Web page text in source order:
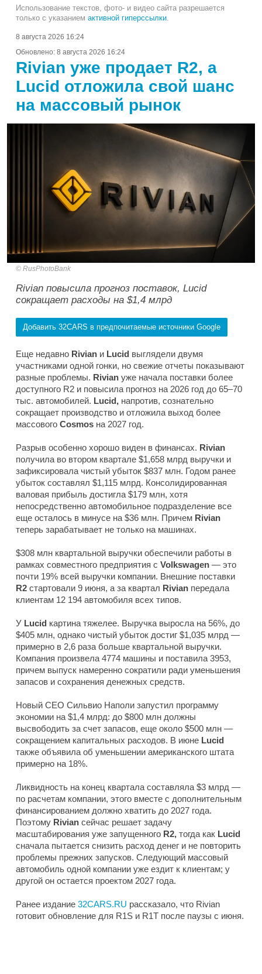
Использование текстов, фото- и видео сайта разрешается
только с указанием активной гиперссылки.
8 августа 2026 16:24
Обновлено: 8 августа 2026 16:24
Rivian уже продает R2, а
Lucid отложила свой шанс
на массовый рынок
RusPhotoBank
Rivian повысила прогноз поставок, Lucid
сокращает расходы на $1,4 млрд
Добавить 32CARS в предпочитаемые источники Google
Еще недавно Rivian и Lucid выглядели двумя
участниками одной гонки, но свежие отчеты показывают
разные проблемы. Rivian уже начала поставки более
доступного R2 и повысила прогноз на 2026 год до 65–70
тыс. автомобилей. Lucid, напротив, сознательно
сокращает производство и отложила выход более
массового Cosmos на 2027 год.
Разрыв особенно хорошо виден в финансах. Rivian
получила во втором квартале $1,658 млрд выручки и
зафиксировала чистый убыток $837 млн. Годом ранее
убыток составлял $1,115 млрд. Консолидированная
валовая прибыль достигла $179 млн, хотя
непосредственно автомобильное подразделение все
еще осталось в минусе на $36 млн. Причем Rivian
теперь зарабатывает не только на машинах.
$308 млн квартальной выручки обеспечили работы в
рамках совместного предприятия с Volkswagen — это
почти 19% всей выручки компании. Внешние поставки
R2 стартовали 9 июня, а за квартал Rivian передала
клиентам 12 194 автомобиля всех типов.
У Lucid картина тяжелее. Выручка выросла на 56%, до
$405 млн, однако чистый убыток достиг $1,035 млрд —
примерно в 2,6 раза больше квартальной выручки.
Компания произвела 4774 машины и поставила 3953,
причем выпуск намеренно сократили ради уменьшения
запасов и сохранения денежных средств.
Новый CEO Сильвио Наполи запустил программу
экономии на $1,4 млрд: до $800 млн должны
высвободить за счет запасов, еще около $500 млн —
сокращением капитальных расходов. В июне Lucid
также объявила об уменьшении американского штата
примерно на 18%.
Ликвидность на конец квартала составляла $3 млрд —
по расчетам компании, этого вместе с дополнительным
финансированием должно хватить до 2027 года.
Поэтому Rivian сейчас решает задачу
масштабирования уже запущенного R2, тогда как Lucid
сначала пытается снизить расход денег и не повторить
проблемы прежних запусков. Следующий массовый
автомобиль одной компании уже ездит к клиентам; у
другой он остается проектом 2027 года.
Ранее издание 32CARS.RU рассказало, что Rivian
готовит обновление для R1S и R1T после паузы с июня.